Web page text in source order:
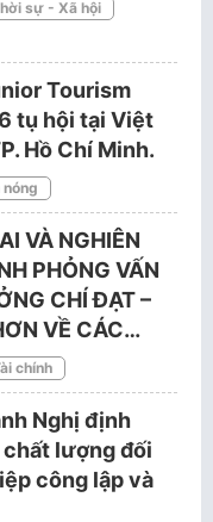
sự - Xã hội
Tourism
tụ hội tại Việt
Hồ Chí Minh.
nóng
VÀ NGHIÊN
PHỎNG VẤN
CHÍ ĐẠT –
VỀ CÁC…
chính
Nghị định
chất lượng đối
công lập và